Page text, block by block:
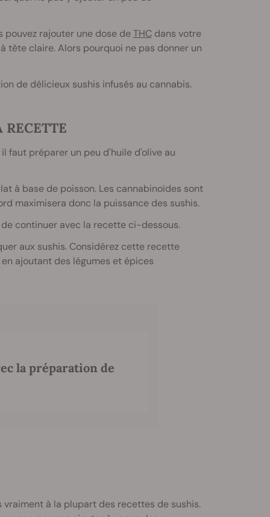
rajouter une dose deTHCdans votre
tête claire. Alors pourquoi ne pas donner un
de délicieux sushis infusés au cannabis.
faut préparer un peu d'huile d'olive au
à base de poisson. Les cannabinoïdes sont
maximisera donc la puissance des sushis.
continuer avec la recette ci-dessous.
aux sushis. Considérez cette recette
ajoutant des légumes et épices
la préparation de
vraiment à la plupart des recettes de sushis.